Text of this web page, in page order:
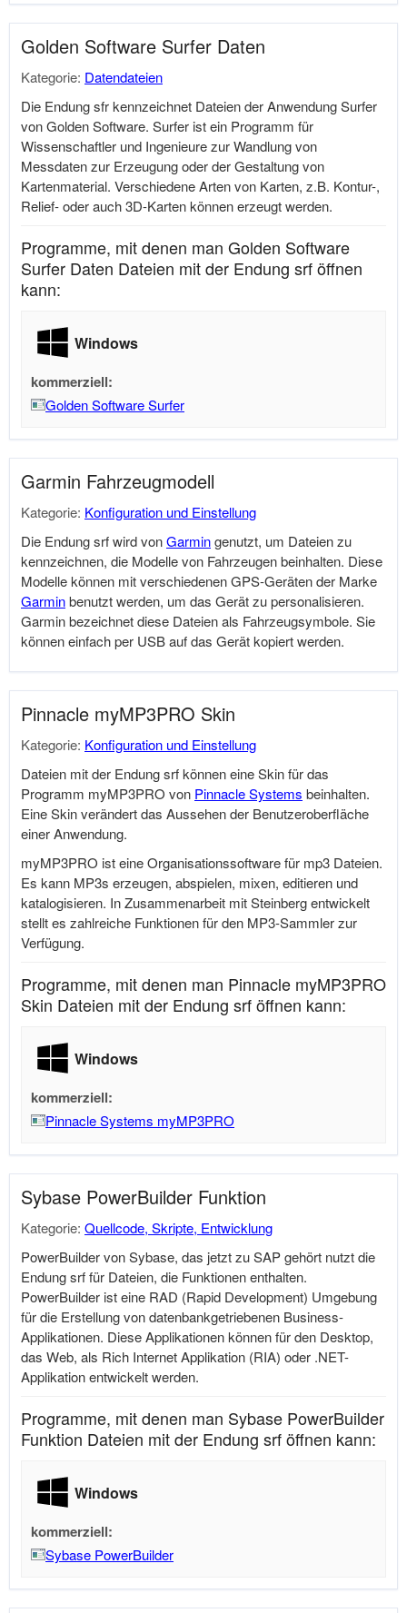
Golden Software Surfer Daten
Kategorie: Datendateien
Die Endung sfr kennzeichnet Dateien der Anwendung Surfer
von Golden Software. Surfer ist ein Programm für
Wissenschaftler und Ingenieure zur Wandlung von
Messdaten zur Erzeugung oder der Gestaltung von
Kartenmaterial. Verschiedene Arten von Karten, z.B. Kontur-,
Relief- oder auch 3D-Karten können erzeugt werden.
Programme, mit denen man Golden Software
Surfer Daten Dateien mit der Endung srf öffnen
kann:
Windows
kommerziell:
Golden Software Surfer
Garmin Fahrzeugmodell
Kategorie: Konfiguration und Einstellung
Die Endung srf wird vonGarmingenutzt, um Dateien zu
kennzeichnen, die Modelle von Fahrzeugen beinhalten. Diese
Modelle können mit verschiedenen GPS-Geräten der Marke
Garminbenutzt werden, um das Gerät zu personalisieren.
Garminbezeichnet diese Dateien als Fahrzeugsymbole. Sie
können einfach per USB auf das Gerät kopiert werden.
Pinnacle myMP3PRO Skin
Kategorie: Konfiguration und Einstellung
Dateien mit der Endung srf können eine Skin für das
Programm myMP3PRO von Pinnacle Systems beinhalten.
Eine Skin verändert das Aussehen der Benutzeroberfläche
einer Anwendung.
myMP3PRO ist eine Organisationssoftware für mp3 Dateien.
Es kann MP3s erzeugen, abspielen, mixen, editieren und
katalogisieren. In Zusammenarbeit mit Steinberg entwickelt
stellt es zahlreiche Funktionen für den MP3-Sammler zur
Verfügung.
Programme, mit denen man Pinnacle myMP3PRO
Skin Dateien mit der Endung srf öffnen kann:
Windows
kommerziell:
Pinnacle Systems myMP3PRO
Sybase PowerBuilder Funktion
Kategorie: Quellcode, Skripte, Entwicklung
PowerBuilder von Sybase, das jetzt zu SAP gehört nutzt die
Endung srf für Dateien, die Funktionen enthalten.
PowerBuilder ist eine RAD (Rapid Development) Umgebung
für die Erstellung von datenbankgetriebenen Business-
Applikationen. Diese Applikationen können für den Desktop,
das Web, als Rich Internet Applikation (RIA) oder .NET-
Applikation entwickelt werden.
Programme, mit denen man Sybase PowerBuilder
Funktion Dateien mit der Endung srf öffnen kann:
Windows
kommerziell:
Sybase PowerBuilder